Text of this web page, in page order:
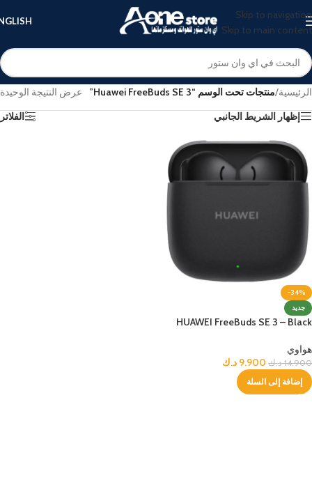
Skip to navigation
Skip to main content
الرئيسية/منتجات تحت الوسم “Huawei FreeBuds SE 3”
عرض النتيجة الوحيدة
إظهار الشريط الجانبي
الفلاتر
-34%
جديد
HUAWEI FreeBuds SE 3 – Black
هواوي
14.900 د.ك 9.900 د.ك
إضافة إلى السلة